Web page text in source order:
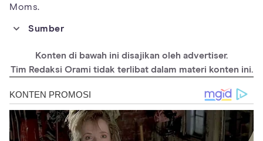
Moms.
Sumber
https://newhopeclub.com/
Konten di bawah ini disajikan oleh advertiser.
Tim Redaksi Orami tidak terlibat dalam materi konten ini.